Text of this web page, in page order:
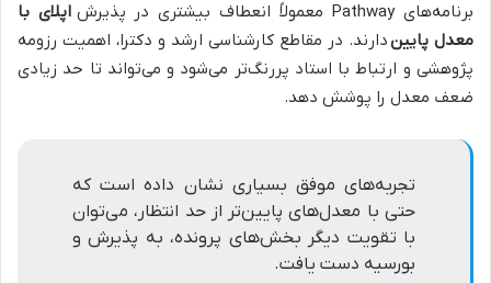
برنامه‌های Pathway معمولاً انعطاف بیشتری در پذیرش
اپلای با
معدل پاییندارند. در مقاطع کارشناسی ارشد و دکترا، اهمیت رزومه
پژوهشی و ارتباط با استاد پررنگ‌تر می‌شود و می‌تواند تا حد زیادی
ضعف معدل را پوشش دهد.
تجربه‌های موفق بسیاری نشان داده است که
حتی با معدل‌های پایین‌تر از حد انتظار، می‌توان
با تقویت دیگر بخش‌های پرونده، به پذیرش و
بورسیه دست یافت.